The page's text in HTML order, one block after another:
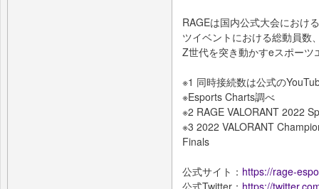
RAGEは国内公式大会におけ
ツイベントにおける総動員数
Z世代を突き動かすeスポー
※1 同時接続数は公式の
※Esports Charts調べ
※2 RAGE VALORANT 2022
※3 2022 VALORANT
Finals
公式サイト： https://rage-
公式Twitter： https://